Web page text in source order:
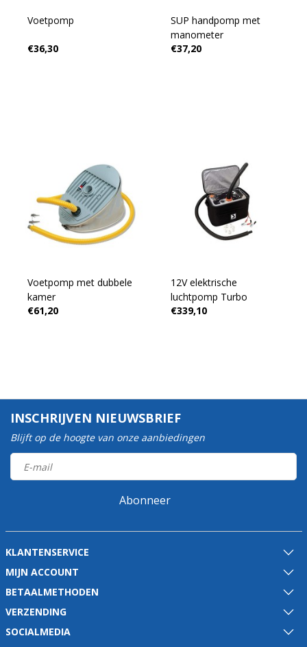
Voetpomp
€36,30
SUP handpomp met
manometer
€37,20
Voetpomp met dubbele
kamer
€61,20
12V elektrische
luchtpomp Turbo
€339,10
INSCHRIJVEN NIEUWSBRIEF
Blijft op de hoogte van onze aanbiedingen
Abonneer
KLANTENSERVICE
MIJN ACCOUNT
BETAALMETHODEN
VERZENDING
SOCIALMEDIA